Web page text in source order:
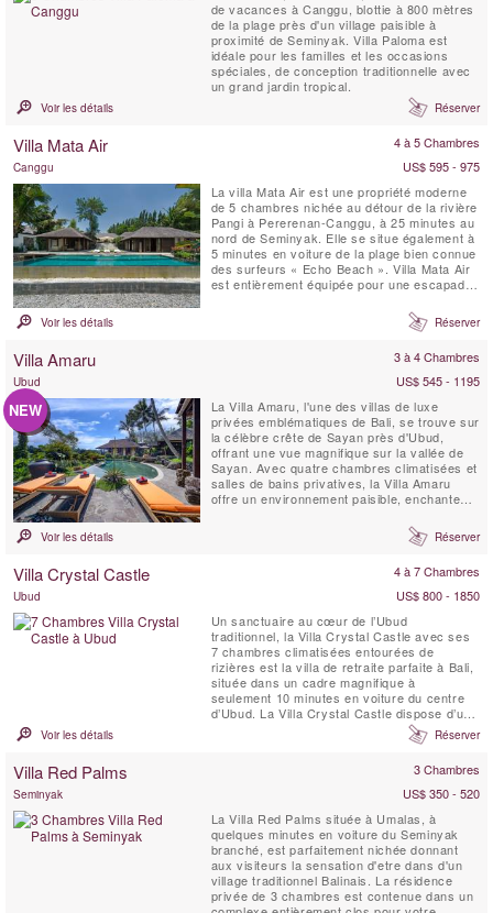
de vacances à Canggu, blottie à 800 mètres
de la plage près d'un village paisible à
proximité de Seminyak. Villa Paloma est
idéale pour les familles et les occasions
spéciales, de conception traditionnelle avec
un grand jardin tropical.
Voir les détails Réserver
Villa Mata Air 4 à 5 Chambres
Canggu
US$ 595 - 975
La villa Mata Air est une propriété moderne
de 5 chambres nichée au détour de la rivière
Pangi à Pererenan-Canggu, à 25 minutes au
nord de Seminyak. Elle se situe également à
5 minutes en voiture de la plage bien connue
des surfeurs « Echo Beach ». Villa Mata Air
est entièrement équipée pour une escapade
style balinais ouvert avec celui de la vie
Voir les détails Réserver
Villa Amaru 3 à 4 Chambres
Ubud US$ 545 - 1195
NEW
La Villa Amaru, l'une des villas de luxe
privées emblématiques de Bali, se trouve sur
la célèbre crête de Sayan près d'Ubud,
offrant une vue magnifique sur la vallée de
Sayan. Avec quatre chambres climatisées et
salles de bains privatives, la Villa Amaru
offre un environnement paisible, enchanteur
offre une vue panoramique à couper le
souffle sur la chaîne de volcans de Bali et
Voir les détails Réserver
Villa Crystal Castle 4 à 7 Chambres
Ubud
US$ 800 - 1850
Un sanctuaire au cœur de l’Ubud
traditionnel, la Villa Crystal Castle avec ses
7 chambres climatisées entourées de
rizières est la villa de retraite parfaite à Bali,
située dans un cadre magnifique à
seulement 10 minutes en voiture du centre
d’Ubud. La Villa Crystal Castle dispose d’une
grande piscine de 18 x 5 mètres de taille
comparable à celle d’un complexe hôtelier,
Soins Spa, le tout niché dans un vaste jardin
Voir les détails Réserver
Villa Red Palms 3 Chambres
Seminyak
US$ 350 - 520
La Villa Red Palms située à Umalas, à
quelques minutes en voiture du Seminyak
branché, est parfaitement nichée donnant
aux visiteurs la sensation d'etre dans d'un
village traditionnel Balinais. La résidence
privée de 3 chambres est contenue dans un